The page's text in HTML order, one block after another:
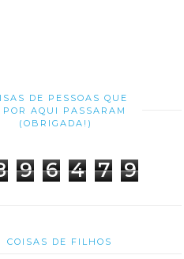
DE PESSOAS QUE
POR AQUI PASSARAM
(OBRIGADA!)
9 6 4 7 9
COISAS DE FILHOS